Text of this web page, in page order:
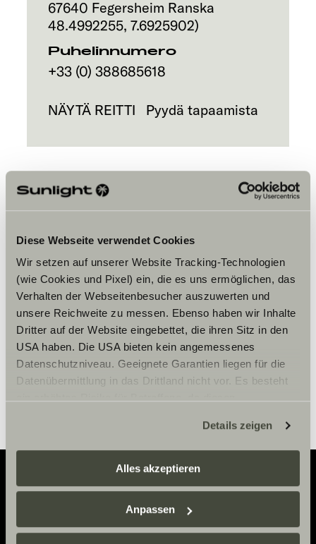
Diese Webseite verwendet Cookies
Wir setzen auf unserer Website Tracking-Technologien
(wie Cookies und Pixel) ein, die es uns ermöglichen, das
Verhalten der Webseitenbesucher auszuwerten und
unsere Reichweite zu messen. Ebenso haben wir Inhalte
Dritter auf der Website eingebettet, die ihren Sitz in den
USA haben. Die USA bieten kein angemessenes
Datenschutzniveau. Geeignete Garantien liegen für die
Datenübermittlung in das Drittland nicht vor. Es besteht
zustehen. Eingesetzte Dienstleister können Daten für
eigene Zwecke verarbeiten und mit anderen Daten
zusammenführen. Weitere Informationen finden Sie hier:
Datenschutzerklärung
einzelne Cookies/Dienste in den Einstellungen aus,
erteilen Sie uns Ihre Einwilligung zur Verarbeitung Ihrer
Details zeigen
Alles akzeptieren
Anpassen
67640 Fegersheim Ranska
48.4992255, 7.6925902)
Puhelinnumero
+33 (0) 388685618
NÄYTÄ REITTI Pyydä tapaamista
cookies to use this function.
Cookie Settings
Adventure